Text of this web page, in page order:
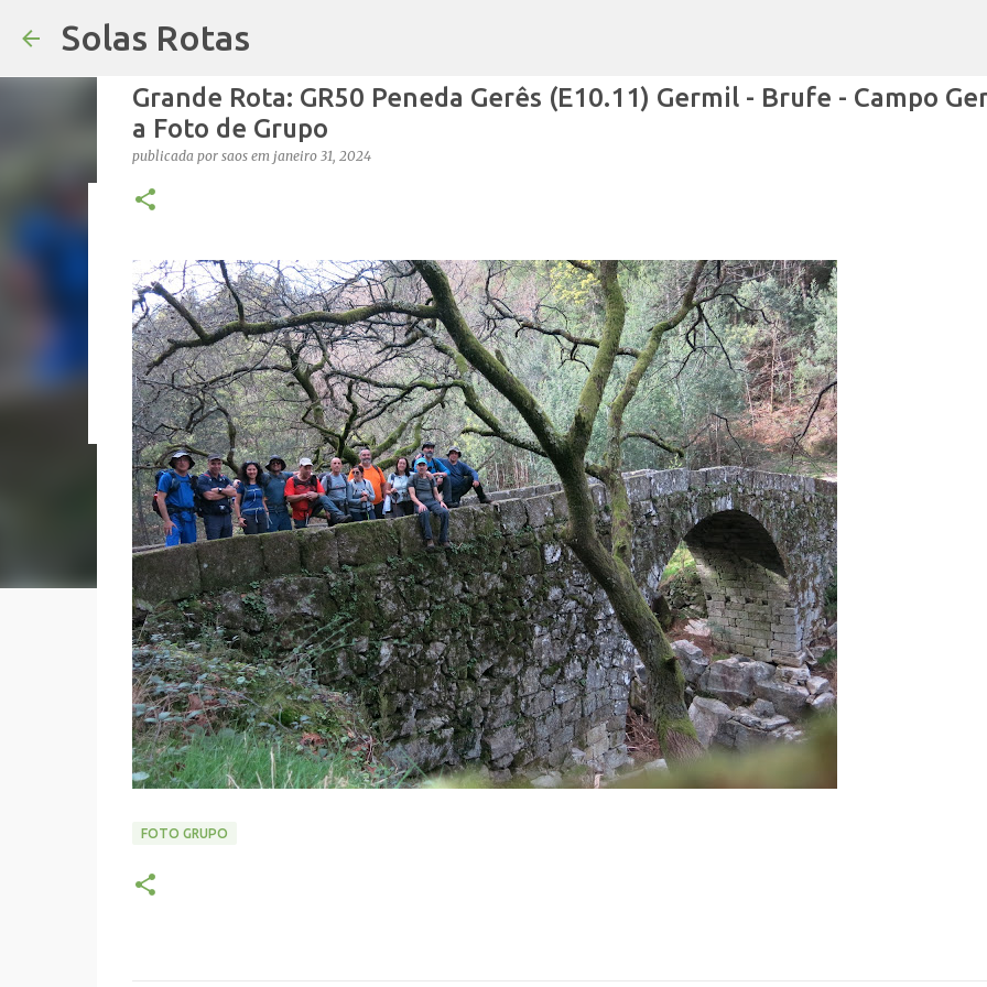
Solas Rotas
publicada porsaos emjulho 03, 2026 FÉRIAS
0
Grande Rota: GR50 Peneda Gerês (E10.11) Germil - Brufe - Campo
a Foto de Grupo
publicada por saos em janeiro 31, 2024
FOTO GRUPO